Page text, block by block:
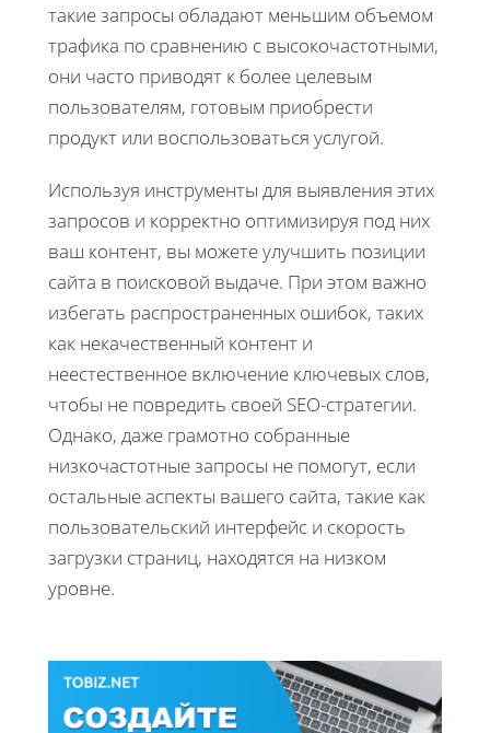
такие запросы обладают меньшим объемом
трафика по сравнению с высокочастотными,
они часто приводят к более целевым
пользователям, готовым приобрести
продукт или воспользоваться услугой.
Используя инструменты для выявления этих
запросов и корректно оптимизируя под них
ваш контент, вы можете улучшить позиции
сайта в поисковой выдаче. При этом важно
избегать распространенных ошибок, таких
как некачественный контент и
неестественное включение ключевых слов,
чтобы не повредить своей SEO-стратегии.
Однако, даже грамотно собранные
низкочастотные запросы не помогут, если
остальные аспекты вашего сайта, такие как
пользовательский интерфейс и скорость
загрузки страниц, находятся на низком
уровне.